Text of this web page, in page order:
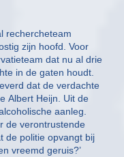
rechercheteam
zijn hoofd. Voor
dat nu al drie
in de gaten houdt.
dat de verdachte
Albert Heijn. Uit de
aanleg.
de verontrustende
de politie opvangt bij
vreemd geruis?’